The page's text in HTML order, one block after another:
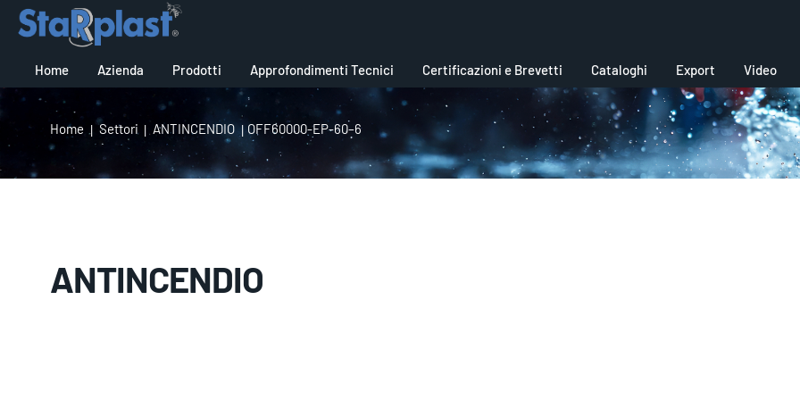
Home Azienda Prodotti Approfondimenti Tecnici Certificazioni e Brevetti Cataloghi Export Video
ANTINCENDIO
Home Settori ANTINCENDIO OFF60000-EP-60–6
ANTINCENDIO